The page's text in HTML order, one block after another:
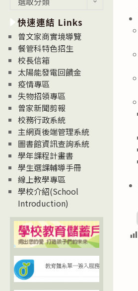
消
息
News
快速連結 Links
曾文家商實境導覽
餐管科特色招生
校長信箱
太陽能發電回饋金
疫情專區
失物招領專區
曾家新聞剪報
校務行政系統
主網頁後端管理系統
圖書館資訊查詢系統
學年課程計畫書
學生選課輔導手冊
線上教學專區
學校介紹(School
Introduction)